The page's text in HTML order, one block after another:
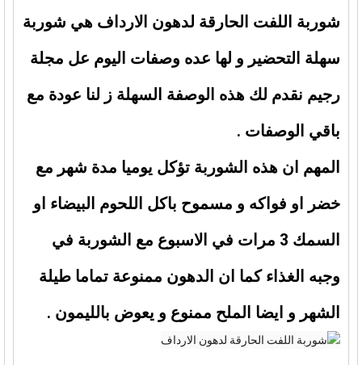
شوربة اللفت الحارقة لدهون الارداف هي شوربة
سهلة التحضير و لها عده وصفات اليوم عل مجلة
رجيم نقدم لك هذه الوصفة السهلة ز لنا عودة مع
باقي الوصفات .
المهم ان هذه الشوربة تؤكل يوميا مدة شهر مع
خضر او فواكه و مسموح باكل اللحوم البيضاء او
السمك 3 مرات في الاسبوع مع الشوربة في
وجبه الغذاء كما ان الدهون ممنوعة تماما طيلة
الشهر و ايضا الملح ممنوع و يعوض بالليمون .